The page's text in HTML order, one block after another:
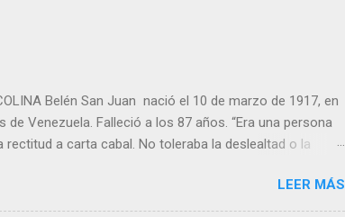
Juan nació el 10 de marzo de 1917, en
Venezuela. Falleció a los 87 años. “Era una persona
a carta cabal. No toleraba la deslealtad o la
de su historia. “Pero se lo celebramos el 29 de
años bisiestos”, rememora Hernández. Con su
LEER MÁS